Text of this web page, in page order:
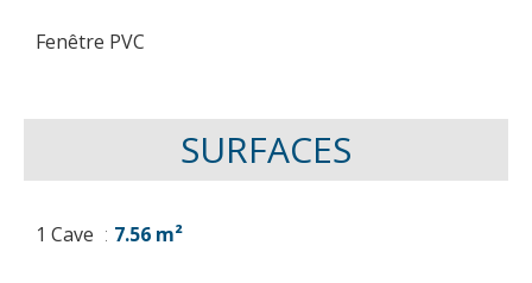
Fenêtre PVC
SURFACES
1 Cave 7.56 m²